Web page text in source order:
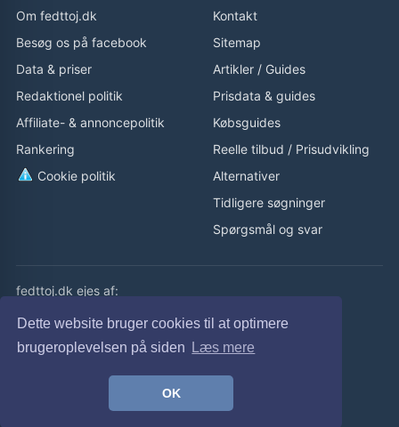
Dette website bruger cookies til at optimere
brugeroplevelsen på siden
Læs mere
OK
Om fedttoj.dk
Besøg os på facebook
Data & priser
Redaktionel politik
Affiliate- & annoncepolitik
Rankering
Cookie politik
Kontakt
Sitemap
Artikler / Guides
Prisdata & guides
Købsguides
Reelle tilbud / Prisudvikling
Alternativer
Tidligere søgninger
Spørgsmål og svar
fedttoj.dk ejes af:
eLaursen ApS
Cvr: 32308929